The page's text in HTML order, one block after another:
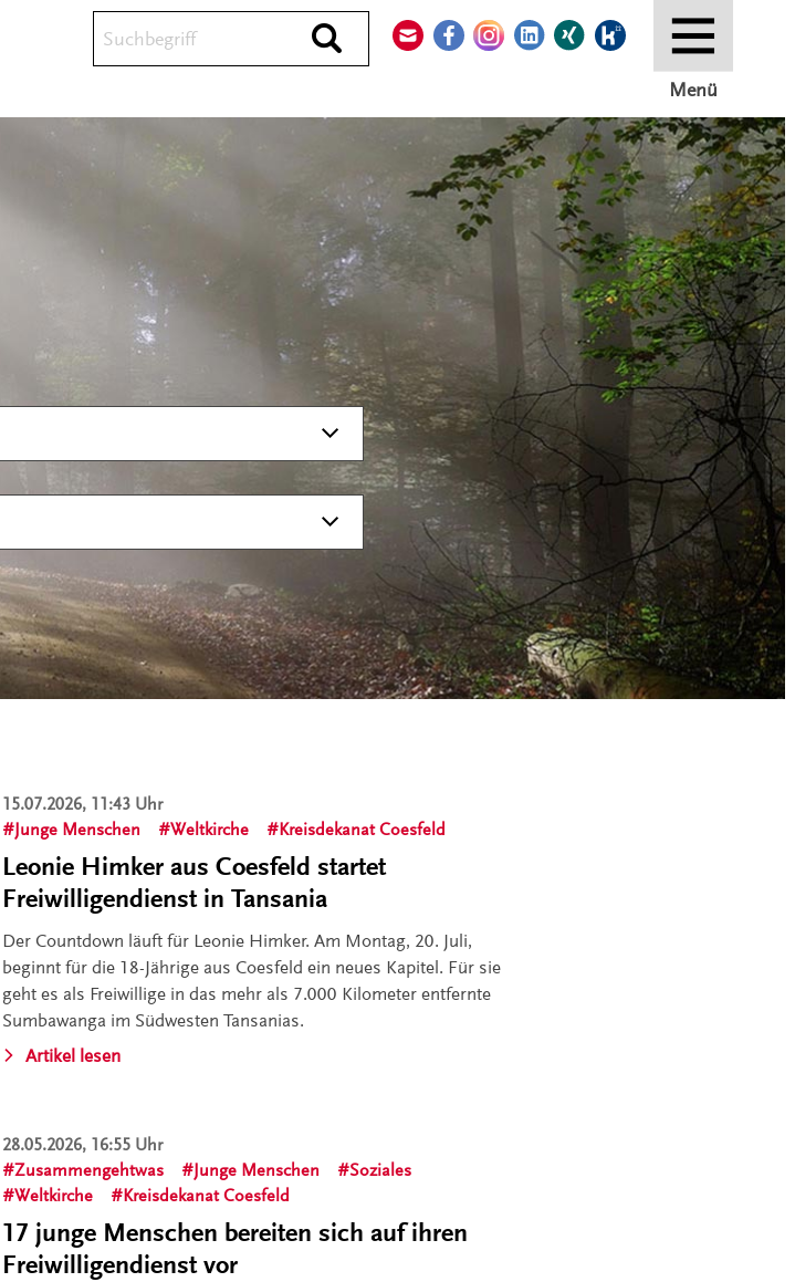
Durchsuchen
Menü
15.07.2026, 11:43 Uhr
Junge Menschen
Weltkirche Kreisdekanat Coesfeld
Leonie Himker aus Coesfeld startet
Freiwilligendienst in Tansania
Der Countdown läuft für Leonie Himker. Am Montag, 20. Juli,
beginnt für die 18-Jährige aus Coesfeld ein neues Kapitel. Für sie
geht es als Freiwillige in das mehr als 7.000 Kilometer entfernte
Sumbawanga im Südwesten Tansanias.
Artikel lesen
28.05.2026, 16:55 Uhr
Zusammengehtwas
Junge Menschen
Soziales
Weltkirche
Kreisdekanat Coesfeld
17 junge Menschen bereiten sich auf ihren
Freiwilligendienst vor